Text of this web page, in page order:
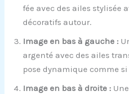
fée avec des ailes stylisée
décoratifs autour.
Image en bas à gauche :
argenté avec des ailes
pose dynamique comme
Image en bas à droite :